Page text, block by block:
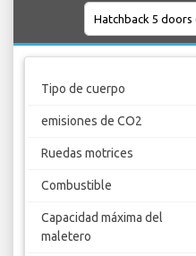
Tipo de cuerpo
emisiones de CO2
Ruedas motrices
Combustible
Capacidad máxima del
maletero